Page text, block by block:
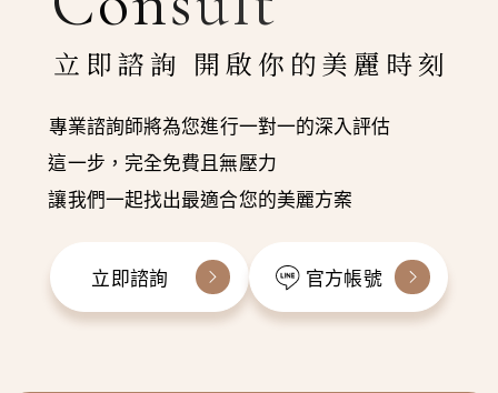
立即諮詢 開啟你的美麗時刻
專業諮詢師將為您進行一對一的深入評估
這一步，完全免費且無壓力
讓我們一起找出最適合您的美麗方案
立即諮詢 官方帳號